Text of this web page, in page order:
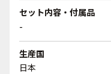
セット内容・付属品
-
生産国
日本